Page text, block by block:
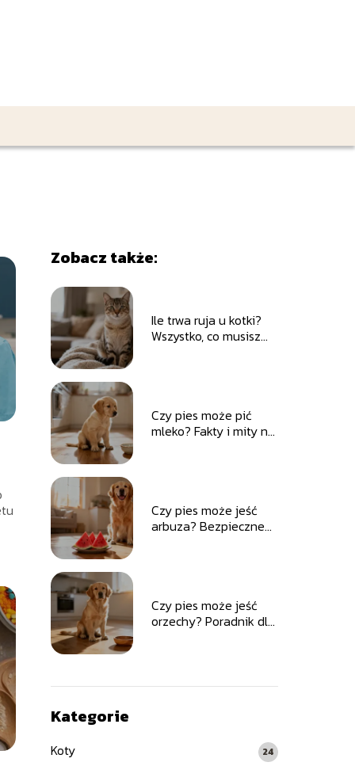
Zobacz także:
Ile trwa ruja u kotki?
Wszystko, co musisz
Czy pies może pić
mleko? Fakty i mity na
Czy pies może jeść
arbuza? Bezpieczne
Czy pies może jeść
orzechy? Poradnik dla
Kategorie
Koty 24